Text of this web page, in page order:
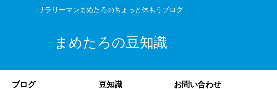
サラリーマンまめたろのちょっと休もうブログ
まめたろの豆知識
ブログ 豆知識 お問い合わせ